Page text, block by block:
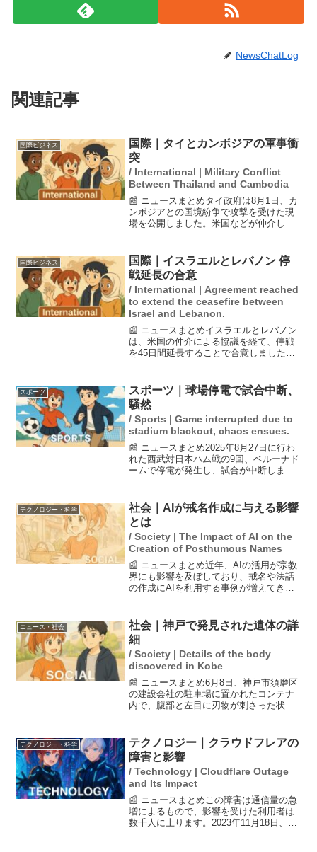
NewsChatLog
関連記事
国際ビジネス
国際｜タイとカンボジアの軍事衝
突
/ International | Military Conflict
Between Thailand and Cambodia
📰 ニュースまとめタイ政府は8月1日、カ
ンボジアとの国境紛争で攻撃を受けた現
場を公開しました。米国などが仲介した
ます。遺族たちは焼けた店舗の前で静か
に訴えを行い、国...
国際ビジネス
国際｜イスラエルとレバノン 停
戦延長の合意
/ International | Agreement reached
to extend the ceasefire between
Israel and Lebanon.
📰 ニュースまとめイスラエルとレバノン
は、米国の仲介による協議を経て、停戦
を45日間延長することで合意しました。
の延長は、イスラエルとヒズボラ間の戦
闘が続く中での重要な...
スポーツ
スポーツ｜球場停電で試合中断、
騒然
/ Sports | Game interrupted due to
stadium blackout, chaos ensues.
📰 ニュースまとめ2025年8月27日に行わ
れた西武対日本ハム戦の9回、ベルーナド
ームで停電が発生し、試合が中断しまし
た。試合後のイベントやヒーローインタ
ビューも中止とな...
テクノロジー・科学
社会｜AIが戒名作成に与える影響
とは
/ Society | The Impact of AI on the
Creation of Posthumous Names
📰 ニュースまとめ近年、AIの活用が宗教
界にも影響を及ぼしており、戒名や法話
の作成にAIを利用する事例が増えてきて
は『お寺の本質』を問い直す機会ともな
っています。住職...
ニュース・社会
社会｜神戸で発見された遺体の詳
細
/ Society | Details of the body
discovered in Kobe
📰 ニュースまとめ6月8日、神戸市須磨区
の建設会社の駐車場に置かれたコンテナ
内で、腹部と左目に刃物が刺さった状態
が確認され、兵庫県警は身元や死因、事
件性の有無について調...
テクノロジー・科学
テクノロジー｜クラウドフレアの
障害と影響
/ Technology | Cloudflare Outage
and Its Impact
📰 ニュースまとめこの障害は通信量の急
増によるもので、影響を受けた利用者は
数千人に上ります。2023年11月18日、米